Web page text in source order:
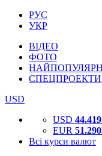
РУС
УКР
ВІДЕО
ФОТО
СПЕЦПРОЕКТИ
USD
USD
EUR
Всі курси валют